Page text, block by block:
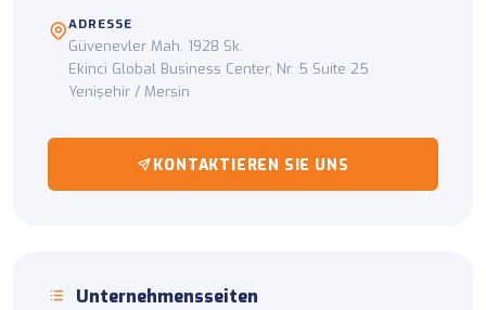
ADRESSE
Güvenevler Mah. 1928 Sk.
Ekinci Global Business Center, Nr. 5 Suite 25
Yenişehir / Mersin
KONTAKTIEREN SIE UNS
Unternehmensseiten